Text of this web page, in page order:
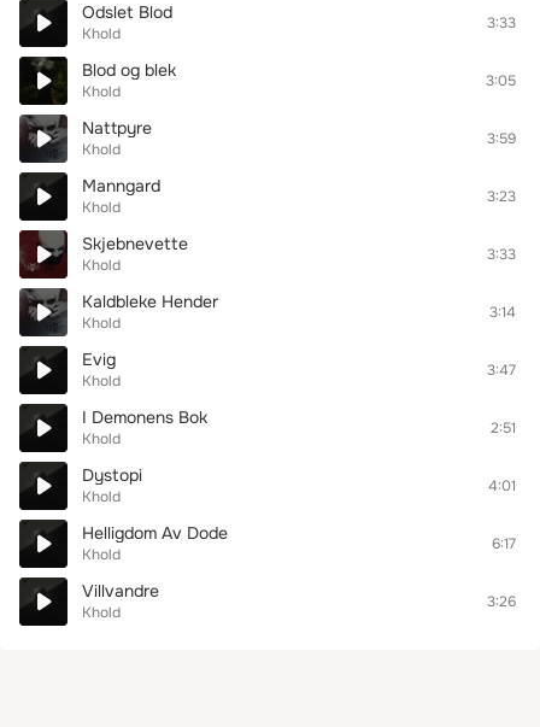
Odslet Blod
Khold
3:33
Blod og blek
Khold
3:05
Nattpyre
Khold
3:59
Manngard
Khold
3:23
Skjebnevette
Khold
3:33
Kaldbleke Hender
Khold
3:14
Evig
Khold
3:47
I Demonens Bok
Khold
2:51
Dystopi
Khold
4:01
Helligdom Av Dode
Khold
6:17
Villvandre
Khold
3:26